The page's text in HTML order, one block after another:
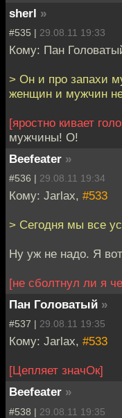
sherl »
#535 | 29.08.11 19:33
Кому: Пан
> Он и про запахи
женщин и мужчин
[яростно кивает
мужчины! О!
Beefeater »
#536 | 29.08.11 19:34
Кому: Jarlax, #533
> Сегодня мы все
Ну уж не надо. Я
[не сболтнул ли я
Пан Головатый »
#537 | 29.08.11 19:35
Кому: Jarlax, #533
[Цепляет значОк]
Beefeater »
#538 | 29.08.11 19:35